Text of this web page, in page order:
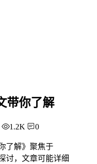
带你了解
1.2K 0
了解》聚焦于
讨，文章可能详细